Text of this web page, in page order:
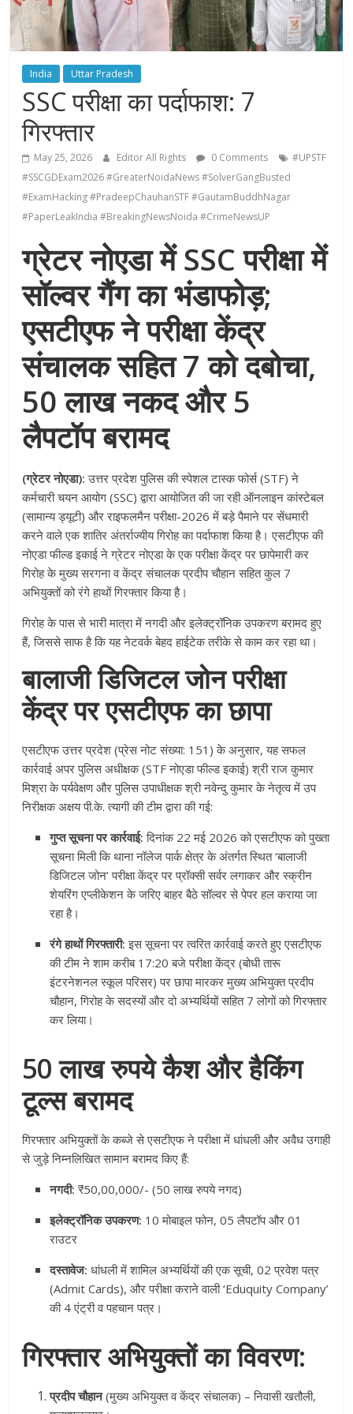
India Uttar Pradesh
SSC परीक्षा का पर्दाफाश: 7
गिरफ्तार
May 25, 2026 Editor All Rights 0 Comments
#UPSTF
#SSCGDExam2026 #GreaterNoidaNews #SolverGangBusted
#ExamHacking #PradeepChauhanSTF #GautamBuddhNagar
#PaperLeakIndia #BreakingNewsNoida #CrimeNewsUP
ग्रेटर नोएडा में SSC परीक्षा में
सॉल्वर गैंग का भंडाफोड़;
एसटीएफ ने परीक्षा केंद्र
संचालक सहित 7 को दबोचा,
50 लाख नकद और 5
लैपटॉप बरामद
(ग्रेटर नोएडा): उत्तर प्रदेश पुलिस की स्पेशल टास्क फोर्स (STF) ने
कर्मचारी चयन आयोग (SSC) द्वारा आयोजित की जा रही ऑनलाइन कांस्टेबल
(सामान्य ड्यूटी) और राइफलमैन परीक्षा-2026 में बड़े पैमाने पर सेंधमारी
करने वाले एक शातिर अंतर्राज्यीय गिरोह का पर्दाफाश किया है। एसटीएफ की
नोएडा फील्ड इकाई ने ग्रेटर नोएडा के एक परीक्षा केंद्र पर छापेमारी कर
गिरोह के मुख्य सरगना व केंद्र संचालक प्रदीप चौहान सहित कुल 7
अभियुक्तों को रंगे हाथों गिरफ्तार किया है।
गिरोह के पास से भारी मात्रा में नगदी और इलेक्ट्रॉनिक उपकरण बरामद हुए
हैं, जिससे साफ है कि यह नेटवर्क बेहद हाईटेक तरीके से काम कर रहा था।
बालाजी डिजिटल जोन परीक्षा
केंद्र पर एसटीएफ का छापा
एसटीएफ उत्तर प्रदेश (प्रेस नोट संख्या: 151) के अनुसार, यह सफल
कार्रवाई अपर पुलिस अधीक्षक (STF नोएडा फील्ड इकाई) श्री राज कुमार
मिश्रा के पर्यवेक्षण और पुलिस उपाधीक्षक श्री नवेन्दु कुमार के नेतृत्व में उप
निरीक्षक अक्षय पी.के. त्यागी की टीम द्वारा की गई:
गुप्त सूचना पर कार्रवाई: दिनांक 22 मई 2026 को एसटीएफ को पुख्ता
सूचना मिली कि थाना नॉलेज पार्क क्षेत्र के अंतर्गत स्थित ‘बालाजी
डिजिटल जोन’ परीक्षा केंद्र पर प्रॉक्सी सर्वर लगाकर और स्क्रीन
शेयरिंग एप्लीकेशन के जरिए बाहर बैठे सॉल्वर से पेपर हल कराया जा
रहा है।
रंगे हाथों गिरफ्तारी: इस सूचना पर त्वरित कार्रवाई करते हुए एसटीएफ
की टीम ने शाम करीब 17:20 बजे परीक्षा केंद्र (बोधी तारू
इंटरनेशनल स्कूल परिसर) पर छापा मारकर मुख्य अभियुक्त प्रदीप
चौहान, गिरोह के सदस्यों और दो अभ्यर्थियों सहित 7 लोगों को गिरफ्तार
कर लिया।
50 लाख रुपये कैश और हैकिंग
टूल्स बरामद
गिरफ्तार अभियुक्तों के कब्जे से एसटीएफ ने परीक्षा में धांधली और अवैध उगाही
से जुड़े निम्नलिखित सामान बरामद किए हैं:
नगदी: ₹50,00,000/- (50 लाख रुपये नगद)
इलेक्ट्रॉनिक उपकरण: 10 मोबाइल फोन, 05 लैपटॉप और 01
राउटर
दस्तावेज: धांधली में शामिल अभ्यर्थियों की एक सूची, 02 प्रवेश पत्र
(Admit Cards), और परीक्षा कराने वाली ‘Eduquity Company’
की 4 एंट्री व पहचान पत्र ।
गिरफ्तार अभियुक्तों का विवरण:
प्रदीप चौहान(मुख्य अभियुक्त व केंद्र संचालक) – निवासी खतौली,